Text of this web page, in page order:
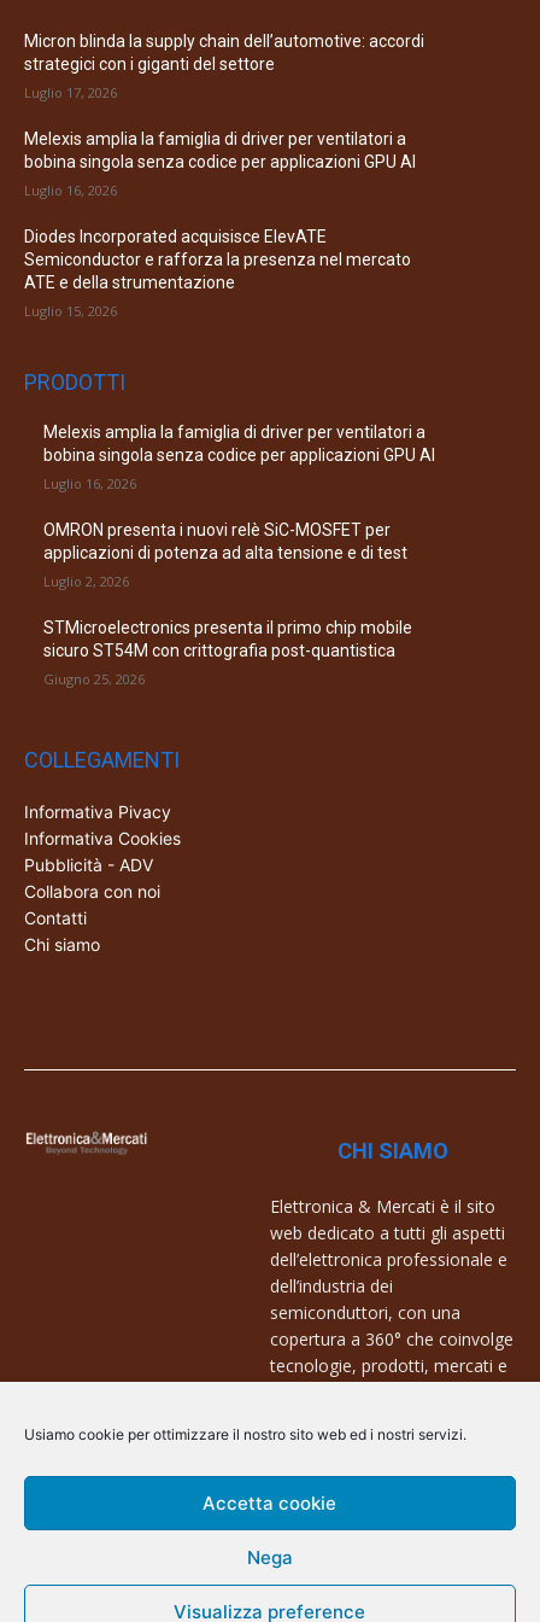
Usiamo cookie per ottimizzare il nostro sito web ed i nostri servizi.
Accetta cookie
Nega
Visualizza preference
Micron blinda la supply chain dell’automotive: accordi
strategici con i giganti del settore
Luglio 17, 2026
Melexis amplia la famiglia di driver per ventilatori a
bobina singola senza codice per applicazioni GPU AI
Luglio 16, 2026
Diodes Incorporated acquisisce ElevATE
Semiconductor e rafforza la presenza nel mercato
ATE e della strumentazione
Luglio 15, 2026
PRODOTTI
Melexis amplia la famiglia di driver per ventilatori a
bobina singola senza codice per applicazioni GPU AI
Luglio 16, 2026
OMRON presenta i nuovi relè SiC-MOSFET per
applicazioni di potenza ad alta tensione e di test
Luglio 2, 2026
STMicroelectronics presenta il primo chip mobile
sicuro ST54M con crittografia post-quantistica
Giugno 25, 2026
COLLEGAMENTI
Informativa Pivacy
Informativa Cookies
Pubblicità - ADV
Collabora con noi
Contatti
Chi siamo
CHI SIAMO
Elettronica & Mercati è il sito
web dedicato a tutti gli aspetti
dell’elettronica professionale e
dell’industria dei
semiconduttori, con una
copertura a 360° che coinvolge
tecnologie, prodotti, mercati e
Contatti:
info@arscommunication.it
@ArsCommunication 2023